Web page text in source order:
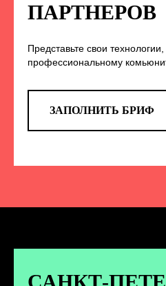
ПАРТНЕРОВ
Представьте свои
профессиональному
ЗАПОЛНИТЬ БРИФ
TELEGRAM
анонс новых спикеров и другие
новости конференции